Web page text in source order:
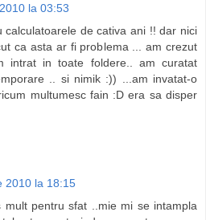
la 03:53
calculatoarele de cativa ani !! dar nici
ca asta ar fi problema ... am crezut
intrat in toate foldere.. am curatat
.. si nimik :)) ...am invatat-o
multumesc fain :D era sa disper
2010 la 18:15
pentru sfat ..mie mi se intampla